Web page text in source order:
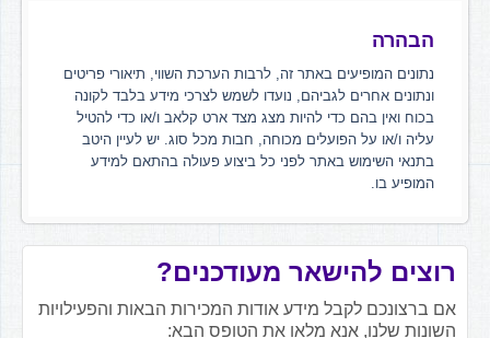
הבהרה
נתונים המופיעים באתר זה, לרבות הערכת השווי, תיאורי פריטים
ונתונים אחרים לגביהם, נועדו לשמש לצרכי מידע בלבד לקונה
בכוח ואין בהם כדי להיות מצג מצד ארט קלאב ו/או כדי להטיל
עליה ו/או על הפועלים מכוחה, חבות מכל סוג. יש לעיין היטב
בתנאי השימוש באתר לפני כל ביצוע פעולה בהתאם למידע
המופיע בו.
רוצים להישאר מעודכנים?
אם ברצונכם לקבל מידע אודות המכירות הבאות והפעילויות
השונות שלנו, אנא מלאו את הטופס הבא: